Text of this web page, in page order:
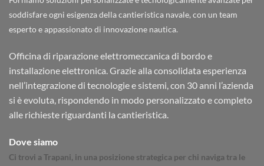
soddisfare ogni esigenza della cantieristica navale, con un team
esperto e appassionato di innovazione nautica.
Officina di riparazione elettromeccanica di bordo e
installazione elettronica. Grazie alla consolidata esperienza
nell’integrazione di tecnologie e sistemi, con 30 anni l’azienda
si è evoluta, rispondendo in modo personalizzato e completo
alle richieste riguardanti la cantieristica.
Dove siamo
Ci trovi a Trapani, in una posizione strategica per chi naviga tra le